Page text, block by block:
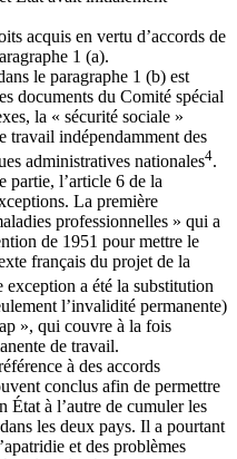
acquis en vertu d’accords de
1 (a).
le paragraphe 1 (b) est
documents du Comité spécial
la « sécurité sociale »
travail indépendamment des
administratives nationales4.
partie, l’article 6 de la
La première
professionnelles » qui a
de 1951 pour mettre le
français du projet de la
exception a été la substitution
l’invalidité permanente)
», qui couvre à la fois
de travail.
à des accords
conclus afin de permettre
État à l’autre de cumuler les
les deux pays. Il a pourtant
et des problèmes